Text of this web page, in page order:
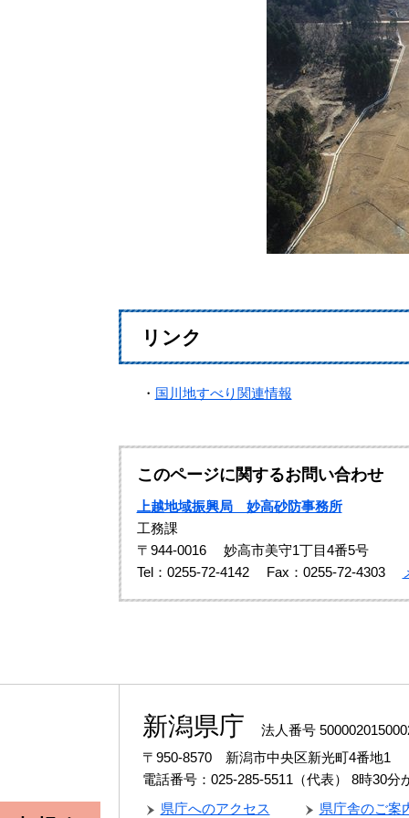
リンク
・ 国川地すべり関連情報
このページに関するお問い合わせ
上越地域振興局 妙高砂防事務所
工務課
〒944-0016
妙高市美守1丁目4番5号
Tel：0255-72-4142
Fax：0255-72-4303
新潟県庁
法人番号
〒950-8570 新潟市中央区新光町4番地1
電話番号：025-285-5511（代表）
8時30分
県庁へのアクセス
県庁舎のご案